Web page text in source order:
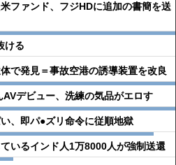
ファンド、フジHDに追加の書簡を送
ける
で発見＝事故空港の誘導装置を改良
AVデビュー、洗練の気品がエロす
、即パ●︎ズリ命令に従順地獄
いるインド人1万8000人が強制送還